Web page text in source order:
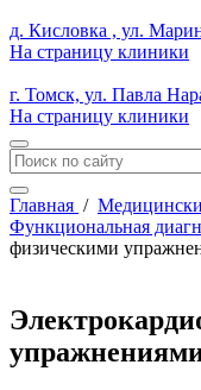
д. Кисловка , ул.
На страницу клиники
г. Томск, ул. Павла
На страницу клиники
Главная /
Функциональная
физическими